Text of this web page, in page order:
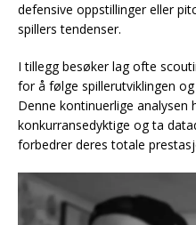
defensive oppstillinger eller
spillers tendenser.
I tillegg besøker lag ofte
for å følge spillerutviklingen
Denne kontinuerlige analysen
konkurransedyktige og ta
forbedrer deres totale